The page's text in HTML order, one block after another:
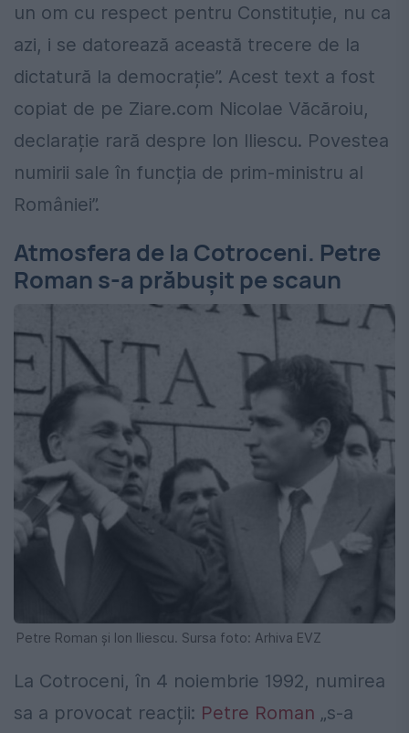
un om cu respect pentru Constituție, nu ca
azi, i se datorează această trecere de la
dictatură la democrație”. Acest text a fost
copiat de pe Ziare.com Nicolae Văcăroiu,
declarație rară despre Ion Iliescu. Povestea
numirii sale în funcția de prim-ministru al
României”.
Atmosfera de la Cotroceni. Petre
Roman s-a prăbușit pe scaun
Petre Roman și Ion Iliescu. Sursa foto: Arhiva EVZ
La Cotroceni, în 4 noiembrie 1992, numirea
sa a provocat reacții: Petre Roman „s-a